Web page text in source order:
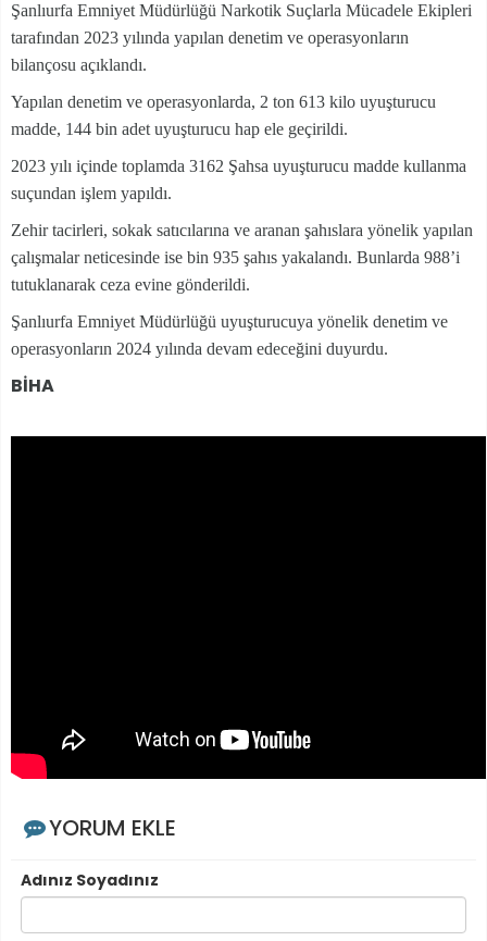
Şanlıurfa Emniyet Müdürlüğü Narkotik Suçlarla Mücadele Ekipleri
tarafından 2023 yılında yapılan denetim ve operasyonların
bilançosu açıklandı.
Yapılan denetim ve operasyonlarda, 2 ton 613 kilo uyuşturucu
madde, 144 bin adet uyuşturucu hap ele geçirildi.
2023 yılı içinde toplamda 3162 Şahsa uyuşturucu madde kullanma
suçundan işlem yapıldı.
Zehir tacirleri, sokak satıcılarına ve aranan şahıslara yönelik yapılan
çalışmalar neticesinde ise bin 935 şahıs yakalandı. Bunlarda 988’i
tutuklanarak ceza evine gönderildi.
Şanlıurfa Emniyet Müdürlüğü uyuşturucuya yönelik denetim ve
operasyonların 2024 yılında devam edeceğini duyurdu.
BİHA
YORUM EKLE
Adınız Soyadınız